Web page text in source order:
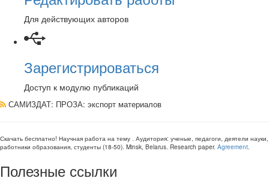
Для действующих авторов
Зарегистрироваться
Доступ к модулю публикаций
САМИЗДАТ: ПРОЗА: экспорт материалов
Скачать бесплатно! Научная работа на тему . Аудитория: ученые, педагоги, деятели науки,
работники образования, студенты (18-50). Minsk, Belarus. Research paper. Agreement.
Полезные ссылки